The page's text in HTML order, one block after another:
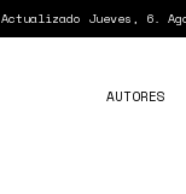
Actualizado Jueves, 6.
AUTORES